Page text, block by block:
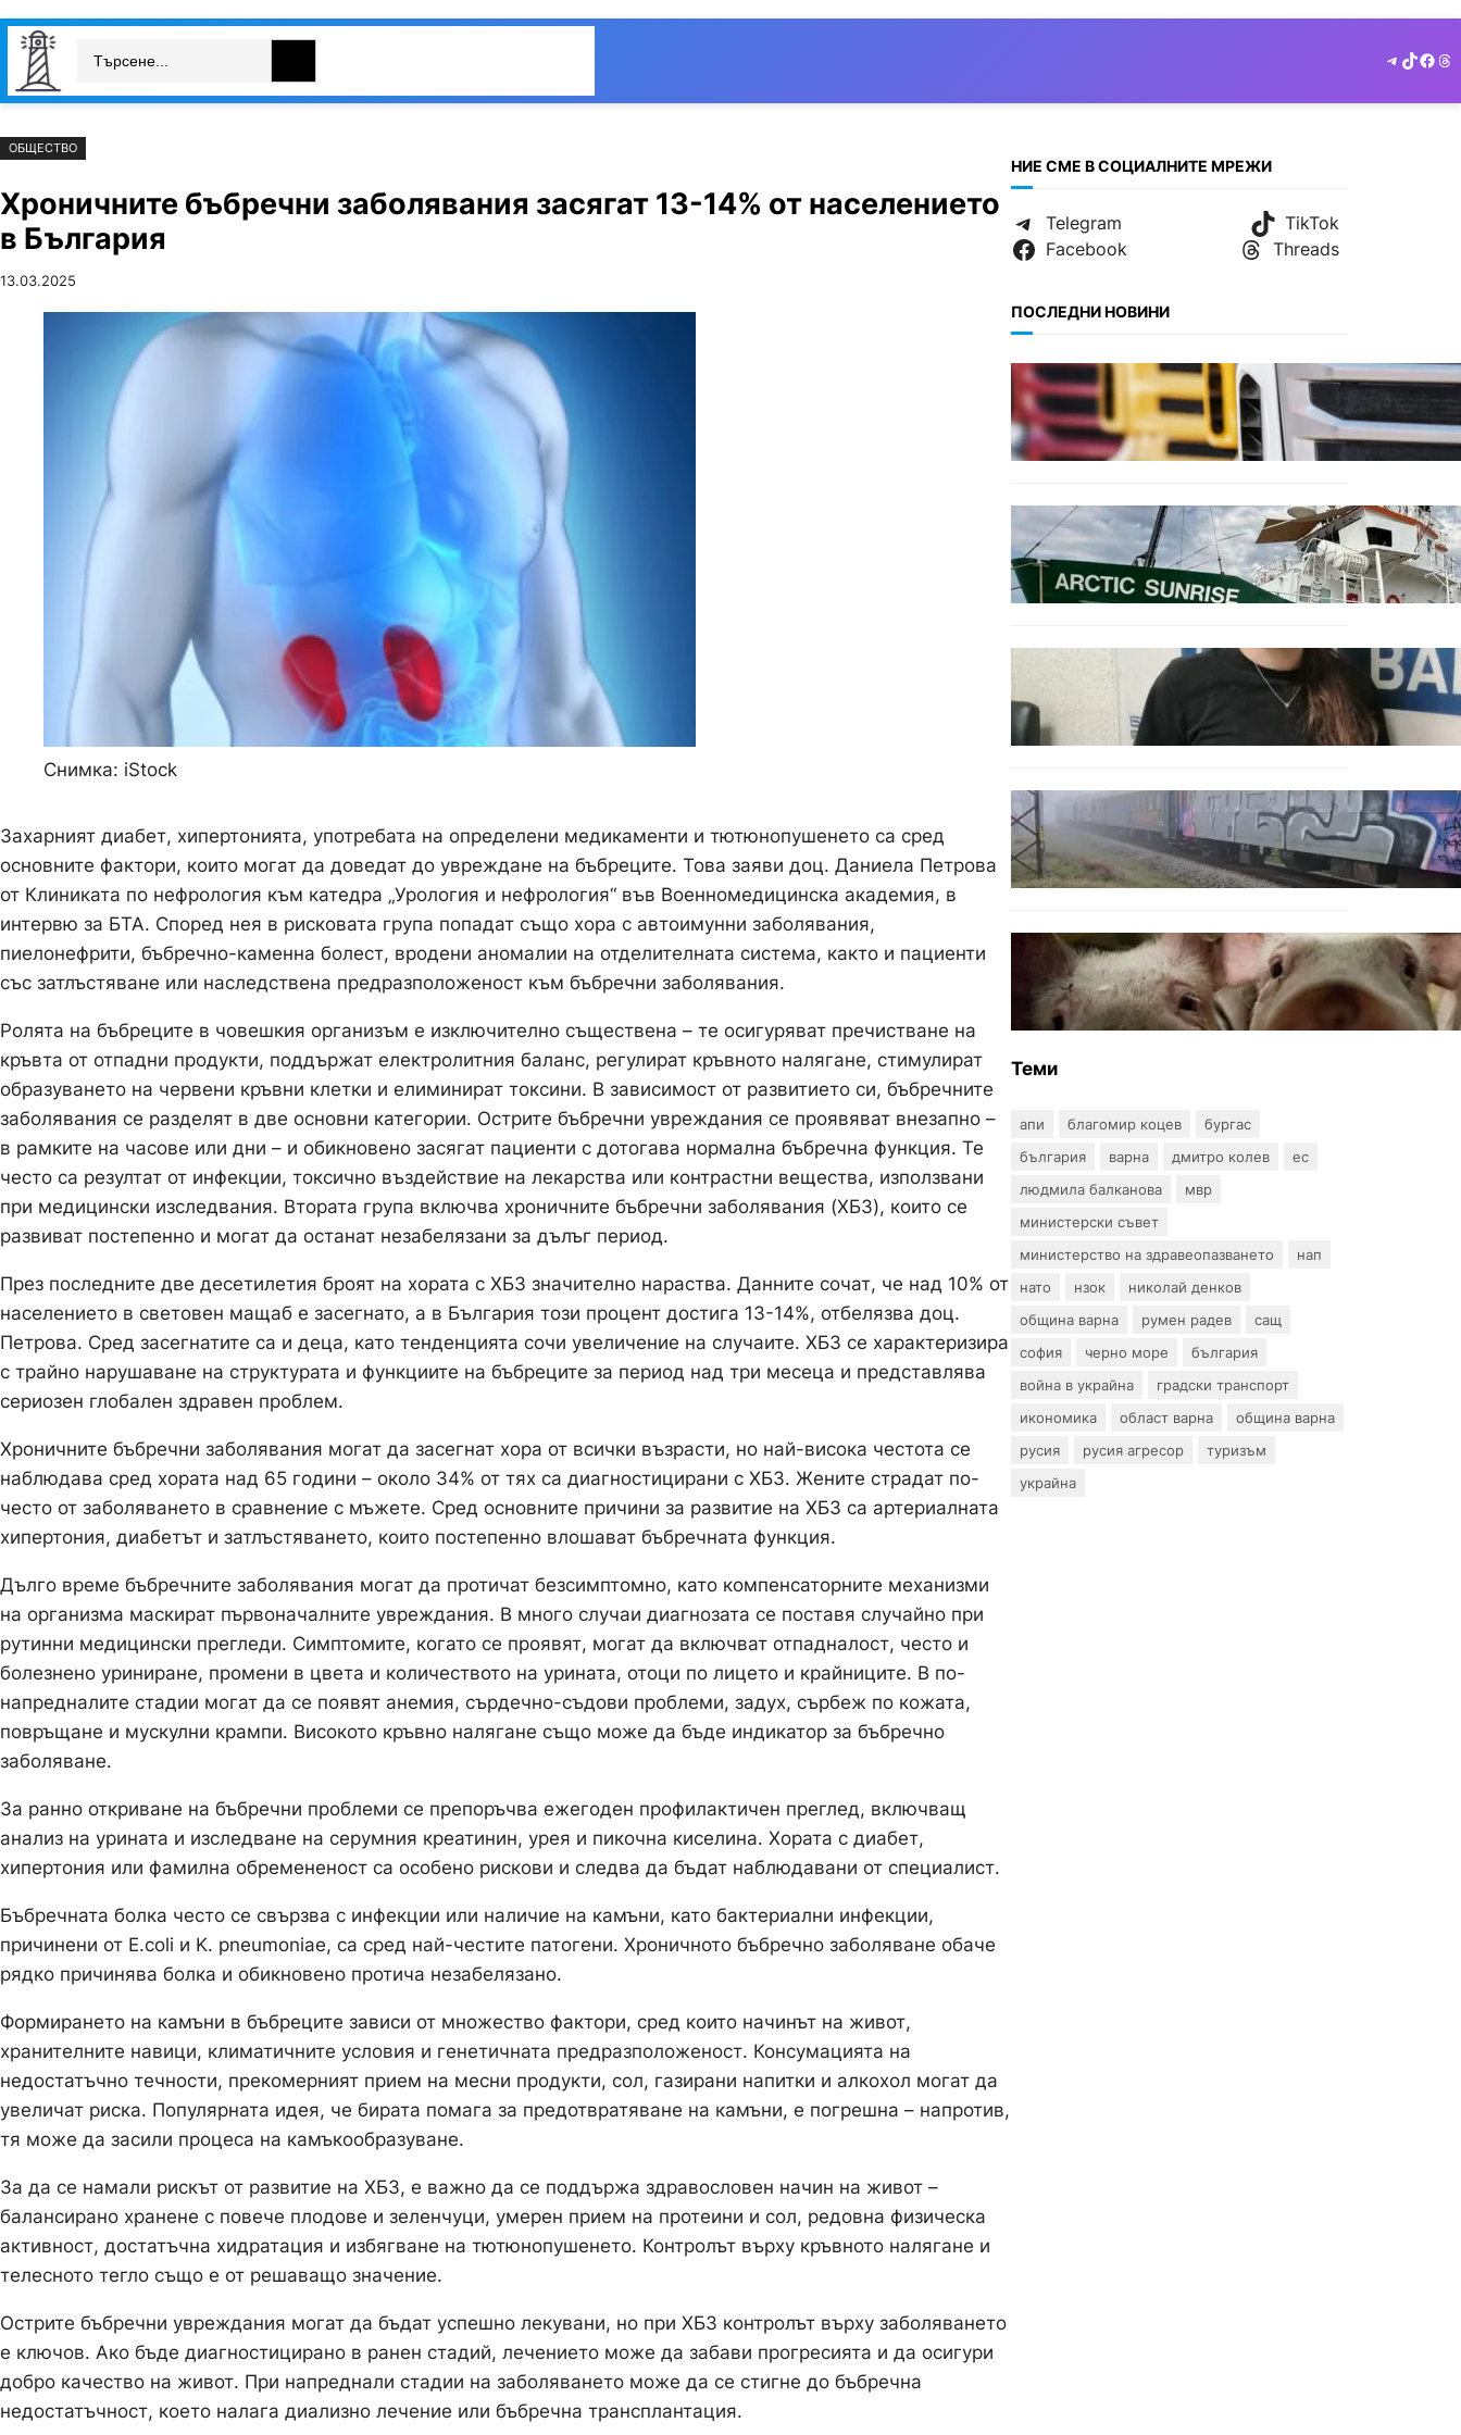
Към
съдържанието
Skip
cont
Telegram
TikTok
ОБЩЕСТВО
Хроничните бъбречни заболявания засягат 13-14% от населението
в България
13.03.2025
Снимка: iStock
Захарният диабет, хипертонията, употребата на определени медикаменти и тютюнопушенето са сред
основните фактори, които могат да доведат до увреждане на бъбреците. Това заяви доц. Даниела Петрова
от Клиниката по нефрология към катедра „Урология и нефрология“ във Военномедицинска академия, в
интервю за БТА. Според нея в рисковата група попадат също хора с автоимунни заболявания,
пиелонефрити, бъбречно-каменна болест, вродени аномалии на отделителната система, както и пациенти
със затлъстяване или наследствена предразположеност към бъбречни заболявания.
Ролята на бъбреците в човешкия организъм е изключително съществена – те осигуряват пречистване на
кръвта от отпадни продукти, поддържат електролитния баланс, регулират кръвното налягане, стимулират
образуването на червени кръвни клетки и елиминират токсини. В зависимост от развитието си, бъбречните
заболявания се разделят в две основни категории. Острите бъбречни увреждания се проявяват внезапно –
в рамките на часове или дни – и обикновено засягат пациенти с дотогава нормална бъбречна функция. Те
често са резултат от инфекции, токсично въздействие на лекарства или контрастни вещества, използвани
при медицински изследвания. Втората група включва хроничните бъбречни заболявания (ХБЗ), които се
развиват постепенно и могат да останат незабелязани за дълъг период.
През последните две десетилетия броят на хората с ХБЗ значително нараства. Данните сочат, че над 10% от
населението в световен мащаб е засегнато, а в България този процент достига 13-14%, отбелязва доц.
Петрова. Сред засегнатите са и деца, като тенденцията сочи увеличение на случаите. ХБЗ се характеризира
с трайно нарушаване на структурата и функциите на бъбреците за период над три месеца и представлява
сериозен глобален здравен проблем.
Хроничните бъбречни заболявания могат да засегнат хора от всички възрасти, но най-висока честота се
наблюдава сред хората над 65 години – около 34% от тях са диагностицирани с ХБЗ. Жените страдат по-
често от заболяването в сравнение с мъжете. Сред основните причини за развитие на ХБЗ са артериалната
хипертония, диабетът и затлъстяването, които постепенно влошават бъбречната функция.
Дълго време бъбречните заболявания могат да протичат безсимптомно, като компенсаторните механизми
на организма маскират първоначалните увреждания. В много случаи диагнозата се поставя случайно при
рутинни медицински прегледи. Симптомите, когато се проявят, могат да включват отпадналост, често и
болезнено уриниране, промени в цвета и количеството на урината, отоци по лицето и крайниците. В по-
напредналите стадии могат да се появят анемия, сърдечно-съдови проблеми, задух, сърбеж по кожата,
повръщане и мускулни крампи. Високото кръвно налягане също може да бъде индикатор за бъбречно
заболяване.
За ранно откриване на бъбречни проблеми се препоръчва ежегоден профилактичен преглед, включващ
анализ на урината и изследване на серумния креатинин, урея и пикочна киселина. Хората с диабет,
хипертония или фамилна обремененост са особено рискови и следва да бъдат наблюдавани от специалист.
Бъбречната болка често се свързва с инфекции или наличие на камъни, като бактериални инфекции,
причинени от E.coli и K. pneumoniae, са сред най-честите патогени. Хроничното бъбречно заболяване обаче
рядко причинява болка и обикновено протича незабелязано.
Формирането на камъни в бъбреците зависи от множество фактори, сред които начинът на живот,
хранителните навици, климатичните условия и генетичната предразположеност. Консумацията на
недостатъчно течности, прекомерният прием на месни продукти, сол, газирани напитки и алкохол могат да
увеличат риска. Популярната идея, че бирата помага за предотвратяване на камъни, е погрешна – напротив,
тя може да засили процеса на камъкообразуване.
За да се намали рискът от развитие на ХБЗ, е важно да се поддържа здравословен начин на живот –
балансирано хранене с повече плодове и зеленчуци, умерен прием на протеини и сол, редовна физическа
активност, достатъчна хидратация и избягване на тютюнопушенето. Контролът върху кръвното налягане и
телесното тегло също е от решаващо значение.
Острите бъбречни увреждания могат да бъдат успешно лекувани, но при ХБЗ контролът върху заболяването
е ключов. Ако бъде диагностицирано в ранен стадий, лечението може да забави прогресията и да осигури
добро качество на живот. При напреднали стадии на заболяването може да се стигне до бъбречна
недостатъчност, което налага диализно лечение или бъбречна трансплантация.
НИЕ СМЕ В СОЦИАЛНИТЕ МРЕЖИ
Telegram
TikTok
Facebook
Threads
ПОСЛЕДНИ НОВИНИ
БЪЛГАРИЯ
Нови ограничения за
камионите над 12 тона по
ключови пътища през
август
БЪЛГАРИЯ
Корабът на „Грийнпийс“
пристигна във Варна с
кампания за опазване на
Черно море
ОБЩЕСТВО
Варненска ученичка
създаде интерактивна
карта за сигнали за
проблеми с боклука
ОБЩЕСТВО
Бързият влак София –
Варна блъсна и уби жена
край гара Бутово
БЪЛГАРИЯ
БАБХ регистрира огнище
на африканска чума по
свинете в стопанство край
Варна
Теми
апи благомир коцев
бургас
българия
варна дмитро колев
ес
людмила балканова
мвр
министерски съвет
министерство на здравеопазването
нап
нато
нзок
николай денков
община варна
румен радев
сащ
софия
черно море
българия
война в украйна
градски транспорт
икономика
област варна
община варна
русия
русия агресор
туризъм
украйна